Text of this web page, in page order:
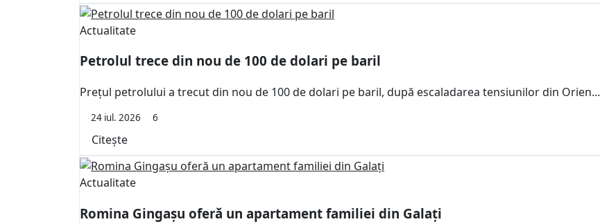
Actualitate
Petrolul trece din nou de 100 de dolari pe baril
Prețul petrolului a trecut din nou de 100 de dolari pe baril, după escaladarea tensiunilor din Orien...
24 iul. 2026 6
Citește
Actualitate
Romina Gingașu oferă un apartament familiei din Galați